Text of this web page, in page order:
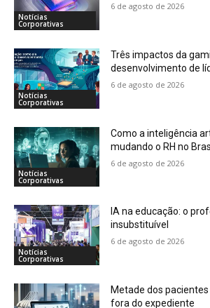
Notícias
Corporativas
6 de agosto de 2026
Notícias
Corporativas
Três impactos da
desenvolvimento de
6 de agosto de 2026
Notícias
Corporativas
Como a inteligência
mudando o RH no
6 de agosto de 2026
Notícias
Corporativas
IA na educação: o
insubstituível
6 de agosto de 2026
Metade dos
fora do expediente